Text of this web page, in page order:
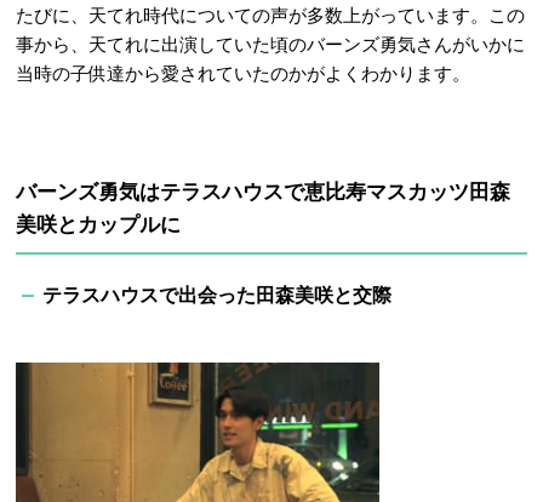
たびに、天てれ時代についての声が多数上がっています。この
事から、天てれに出演していた頃のバーンズ勇気さんがいかに
当時の子供達から愛されていたのかがよくわかります。
バーンズ勇気はテラスハウスで恵比寿マスカッツ田森
美咲とカップルに
テラスハウスで出会った田森美咲と交際